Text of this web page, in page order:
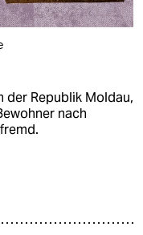
der Republik Moldau,
nach